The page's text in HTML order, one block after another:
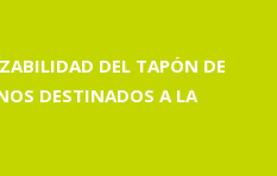
DEL TAPÓN DE
DESTINADOS A LA